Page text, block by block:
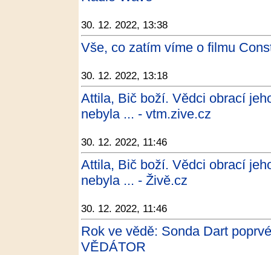
30. 12. 2022, 13:38
Vše, co zatím víme o filmu
30. 12. 2022, 13:18
Attila, Bič boží. Vědci obrací
nebyla ... - vtm.zive.cz
30. 12. 2022, 11:46
Attila, Bič boží. Vědci obrací
nebyla ... - Živě.cz
30. 12. 2022, 11:46
Rok ve vědě: Sonda Dart
VĚDÁTOR